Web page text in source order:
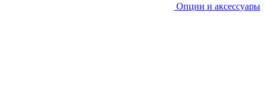
Опции и аксессуары